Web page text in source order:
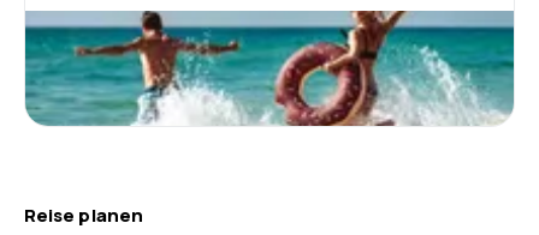
Reise planen